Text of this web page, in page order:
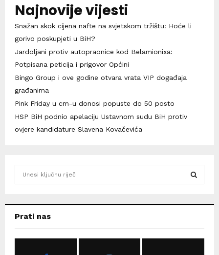
Najnovije vijesti
Snažan skok cijena nafte na svjetskom tržištu: Hoće li
gorivo poskupjeti u BiH?
Jardoljani protiv autopraonice kod Belamionixa:
Potpisana peticija i prigovor Općini
Bingo Group i ove godine otvara vrata VIP događaja
građanima
Pink Friday u cm-u donosi popuste do 50 posto
HSP BiH podnio apelaciju Ustavnom sudu BiH protiv
ovjere kandidature Slavena Kovačevića
h
o
Prati nas